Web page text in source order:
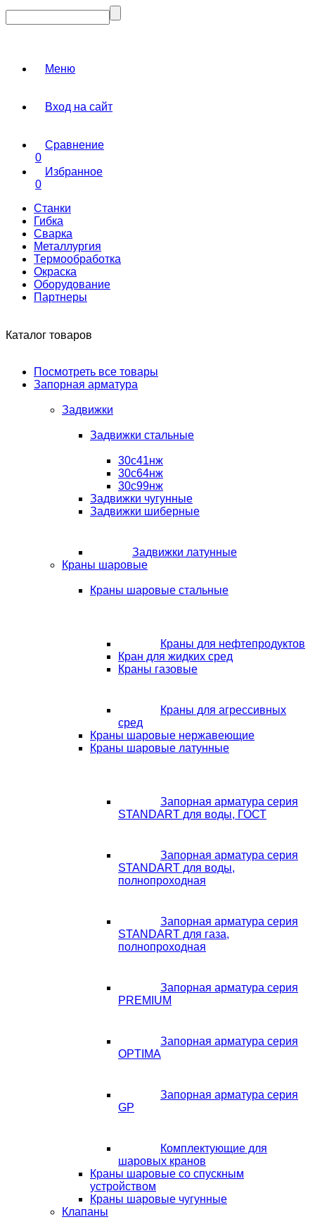
Меню
Вход на сайт
Сравнение
0
Избранное
0
Станки
Гибка
Сварка
Металлургия
Термообработка
Окраска
Оборудование
Партнеры
Каталог товаров
Посмотреть все товары
Запорная арматура
Задвижки
Задвижки стальные
30с41нж
30с64нж
30с99нж
Задвижки чугунные
Задвижки шиберные
Задвижки латунные
Краны шаровые
Краны шаровые стальные
Краны для нефтепродуктов
Кран для жидких сред
Краны газовые
Краны для агрессивных
сред
Краны шаровые нержавеющие
Краны шаровые латунные
Запорная арматура серия
STANDART для воды, ГОСТ
Запорная арматура серия
STANDART для воды,
полнопроходная
Запорная арматура серия
STANDART для газа,
полнопроходная
Запорная арматура серия
PREMIUM
Запорная арматура серия
OPTIMA
Запорная арматура серия
GP
Комплектующие для
шаровых кранов
Краны шаровые со спускным
устройством
Краны шаровые чугунные
Клапаны